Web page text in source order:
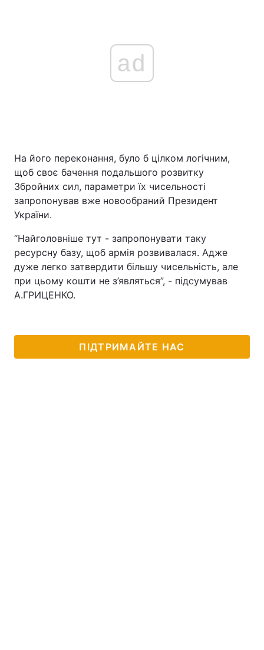
ad
На його переконання, було б цілком логічним,
щоб своє бачення подальшого розвитку
Збройних сил, параметри їх чисельності
запропонував вже новообраний Президент
України.
“Найголовніше тут - запропонувати таку
ресурсну базу, щоб армія розвивалася. Адже
дуже легко затвердити більшу чисельність, але
при цьому кошти не з’являться”, - підсумував
А.ГРИЦЕНКО.
ПІДТРИМАЙТЕ НАС